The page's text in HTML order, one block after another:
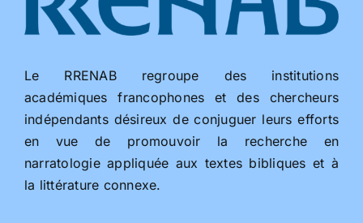
Le RRENAB regroupe des institutions
académiques francophones et des chercheurs
indépendants désireux de conjuguer leurs efforts
en vue de promouvoir la recherche en
narratologie appliquée aux textes bibliques et à
la littérature connexe.